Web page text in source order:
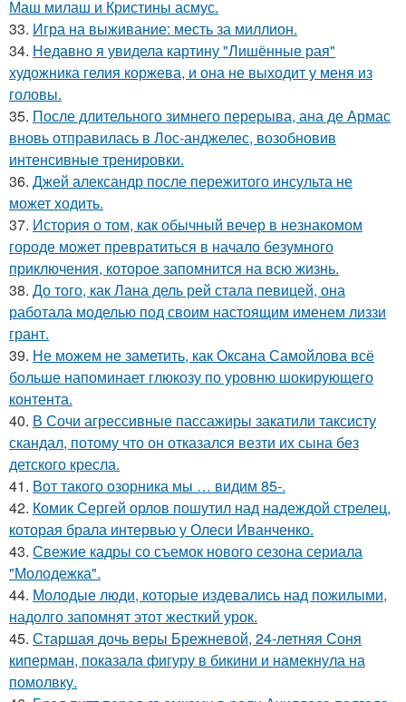
Маш милаш и Кристины асмус.
33. Игра на выживание: месть за миллион.
34. Недавно я увидела картину "Лишённые рая"
художника гелия коржева, и она не выходит у меня из
головы.
35. После длительного зимнего перерыва, ана де Армас
вновь отправилась в Лос-анджелес, возобновив
интенсивные тренировки.
36. Джей александр после пережитого инсульта не
может ходить.
37. История о том, как обычный вечер в незнакомом
городе может превратиться в начало безумного
приключения, которое запомнится на всю жизнь.
38. До того, как Лана дель рей стала певицей, она
работала моделью под своим настоящим именем лиззи
грант.
39. Не можем не заметить, как Оксана Самойлова всё
больше напоминает глюкозу по уровню шокирующего
контента.
40. В Сочи агрессивные пассажиры закатили таксисту
скандал, потому что он отказался везти их сына без
детского кресла.
41. Вот такого озорника мы … видим 85-.
42. Комик Сергей орлов пошутил над надеждой стрелец,
которая брала интервью у Олеси Иванченко.
43. Свежие кадры со съемок нового сезона сериала
"Молодежка".
44. Молодые люди, которые издевались над пожилыми,
надолго запомнят этот жесткий урок.
45. Старшая дочь веры Брежневой, 24-летняя Соня
киперман, показала фигуру в бикини и намекнула на
помолвку.